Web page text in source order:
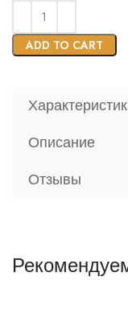
ADD TO CART
Описание
Отзывы